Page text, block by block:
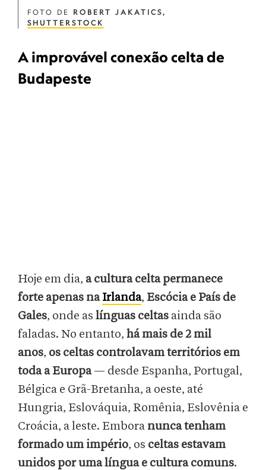
FOTO DE ROBERT JAKATICS,
SHUTTERSTOCK
A improvável conexão celta de
Budapeste
Hoje em dia, a cultura celta permanece
forte apenas naIrlanda, Escócia e País de
Gales, onde as línguas celtas ainda são
faladas. No entanto, há mais de 2 mil
anos, os celtas controlavam territórios em
toda a Europa— desde Espanha, Portugal,
Bélgica e Grã-Bretanha, a oeste, até
Hungria, Eslováquia, Romênia, Eslovênia e
Croácia, a leste. Embora nunca tenham
formado um império, os celtas estavam
unidos por uma língua e cultura comuns.